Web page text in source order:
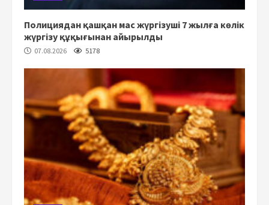
Полициядан қашқан мас жүргізуші 7 жылға көлік
жүргізу құқығынан айырылды
07.08.2026 5178